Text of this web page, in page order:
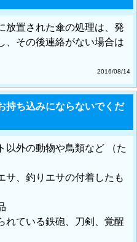
放置された傘の処理は、発
、その後連絡がない場合は
2016/08/14
持ち込みにならないでくだ
以外の動物や鳥類など （た
サ、釣りエサの付着したも
れている鉄砲、刀剣、覚醒